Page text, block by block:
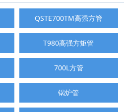
QSTE700TM高强方管
T980高强方矩管
700L方管
锅炉管